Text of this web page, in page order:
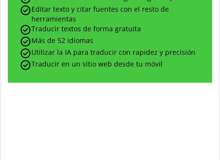
Editar texto y citar fuentes con el resto de
herramientas
Traducir textos de forma gratuita
Más de 52 idiomas
Utilizar la IA para traducir con rapidez y precisión
Traducir en un sitio web desde tu móvil